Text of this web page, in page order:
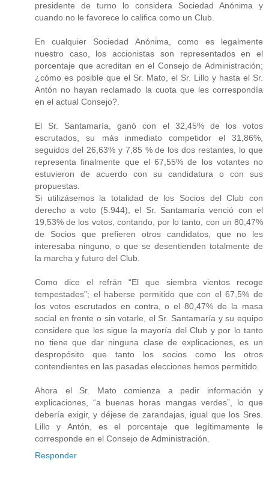
presidente de turno lo considera Sociedad Anónima y
cuando no le favorece lo califica como un Club.
En cualquier Sociedad Anónima, como es legalmente
nuestro caso, los accionistas son representados en el
porcentaje que acreditan en el Consejo de Administración;
¿cómo es posible que el Sr. Mato, el Sr. Lillo y hasta el Sr.
Antón no hayan reclamado la cuota que les correspondía
en el actual Consejo?.
El Sr. Santamaría, ganó con el 32,45% de los votos
escrutados, su más inmediato competidor el 31,86%,
seguidos del 26,63% y 7,85 % de los dos restantes, lo que
representa finalmente que el 67,55% de los votantes no
estuvieron de acuerdo con su candidatura o con sus
propuestas.
Si utilizásemos la totalidad de los Socios del Club con
derecho a voto (5.944), el Sr. Santamaría venció con el
19,53% de los votos, contando, por lo tanto, con un 80,47%
de Socios que prefieren otros candidatos, que no les
interesaba ninguno, o que se desentienden totalmente de
la marcha y futuro del Club.
Como dice el refrán “El que siembra vientos recoge
tempestades”; el haberse permitido que con el 67,5% de
los votos escrutados en contra, o el 80,47% de la masa
social en frente o sin votarle, el Sr. Santamaría y su equipo
considere que les sigue la mayoría del Club y por lo tanto
no tiene que dar ninguna clase de explicaciones, es un
despropósito que tanto los socios como los otros
contendientes en las pasadas elecciones hemos permitido.
Ahora el Sr. Mato comienza a pedir información y
explicaciones, “a buenas horas mangas verdes”, lo que
debería exigir, y déjese de zarandajas, igual que los Sres.
Lillo y Antón, es el porcentaje que legítimamente le
corresponde en el Consejo de Administración.
Responder